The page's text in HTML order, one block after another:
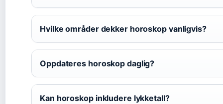
Hvilke områder dekker horoskop vanligvis?
Oppdateres horoskop daglig?
Kan horoskop inkludere lykketall?